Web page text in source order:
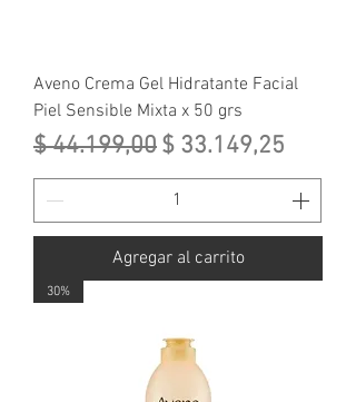
Aveno Crema Gel Hidratante Facial
Piel Sensible Mixta x 50 grs
Precio
$ 44.199,00Precio de oferta
$ 33.149,25
Agregar al carrito
30%